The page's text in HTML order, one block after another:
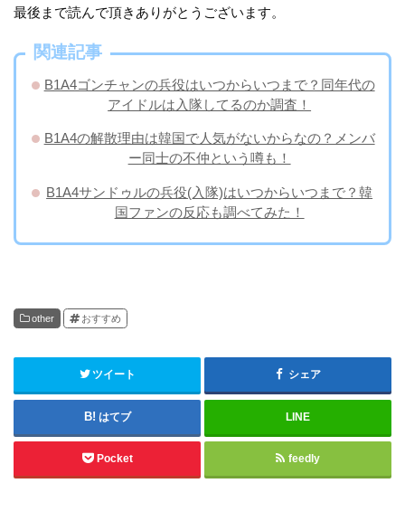
最後まで読んで頂きありがとうございます。
関連記事
B1A4ゴンチャンの兵役はいつからいつまで？同年代の
アイドルは入隊してるのか調査！
B1A4の解散理由は韓国で人気がないからなの？メンバ
ー同士の不仲という噂も！
B1A4サンドゥルの兵役(入隊)はいつからいつまで？韓
国ファンの反応も調べてみた！
other おすすめ
ツイート シェア
はてブ LINE
Pocket feedly